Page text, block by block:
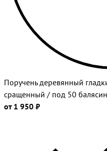
Поручень деревянный
сращенный / под 50
от 1 950 ₽